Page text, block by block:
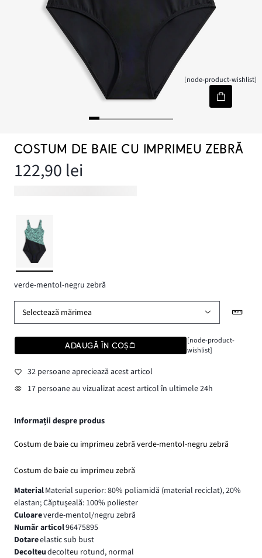
[node-product-wishlist]
COSTUM DE BAIE CU IMPRIMEU ZEBRĂ
122,90 lei
verde-mentol-negru zebră
Selectează mărimea
ADAUGĂ ÎN COȘ
[node-product-
wishlist]
32 persoane apreciează acest articol
17 persoane au vizualizat acest articol în ultimele 24h
Informații despre produs
Costum de baie cu imprimeu zebră verde-mentol-negru zebră
Costum de baie cu imprimeu zebră
MaterialMaterial superior: 80% poliamidă (material reciclat), 20%
elastan; Căptuşeală: 100% poliester
Culoareverde-mentol/negru zebră
Număr articol96475895
Dotareelastic sub bust
Decolteudecolteu rotund, normal